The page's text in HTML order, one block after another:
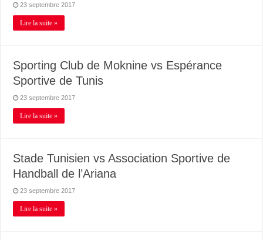
23 septembre 2017
Lire la suite »
Sporting Club de Moknine vs Espérance
Sportive de Tunis
23 septembre 2017
Lire la suite »
Stade Tunisien vs Association Sportive de
Handball de l’Ariana
23 septembre 2017
Lire la suite »